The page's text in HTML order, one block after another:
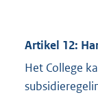
Artikel 12:
Het College